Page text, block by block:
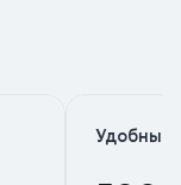
Удобный